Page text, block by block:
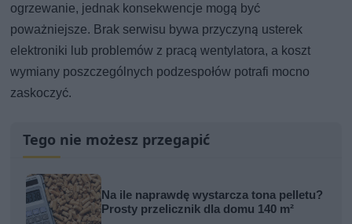
ogrzewanie, jednak konsekwencje mogą być
poważniejsze. Brak serwisu bywa przyczyną usterek
elektroniki lub problemów z pracą wentylatora, a koszt
wymiany poszczególnych podzespołów potrafi mocno
zaskoczyć.
Tego nie możesz przegapić
Na ile naprawdę wystarcza tona pelletu?
Prosty przelicznik dla domu 140 m²